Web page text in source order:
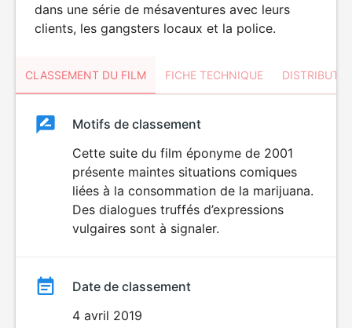
dans une série de mésaventures avec leurs
clients, les gangsters locaux et la police.
CLASSEMENT DU FILM FICHE TECHNIQUE
ClassementClassement
LANGAGE
VULGAIRE
Motifs de classement
Cette suite du film éponyme de 2001
présente maintes situations comiques
liées à la consommation de la marijuana.
Des dialogues truffés d’expressions
vulgaires sont à signaler.
Date de classement
4 avril 2019